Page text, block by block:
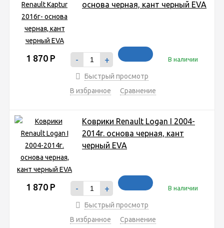
основа черная, кант черный EVA
1 870 Р - + В наличии
Быстрый просмотр
В избранное
Сравнение
Коврики Renault Logan I 2004-
2014г. основа черная, кант
черный EVA
1 870 Р - + В наличии
Быстрый просмотр
В избранное
Сравнение